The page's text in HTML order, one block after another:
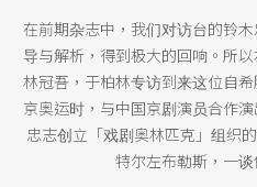
在前期杂志中，我们对访台的铃
导与解析，得到极大的回响。所
林冠吾，于柏林专访到来这位自
京奥运时，与中国京剧演员合作
忠志创立「戏剧奥林匹克」组织
特尔左布勒斯，一